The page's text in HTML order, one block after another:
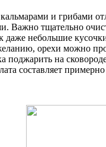
и грибами
Важно тщательно
даже небольшие
орехи можно
поджарить на
составляет